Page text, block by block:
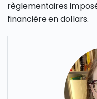
règlementaires
financière en dollars.